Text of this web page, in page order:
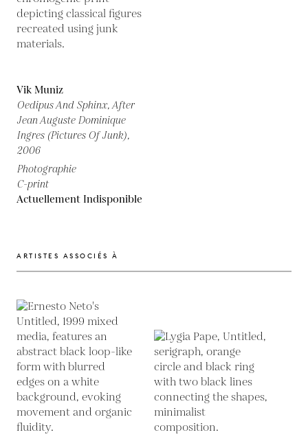
Vik Muniz
Oedipus And Sphinx, After
Jean Auguste Dominique
Ingres (Pictures Of Junk),
2006
Photographie
C-print
Actuellement Indisponible
ARTISTES ASSOCIÉS À